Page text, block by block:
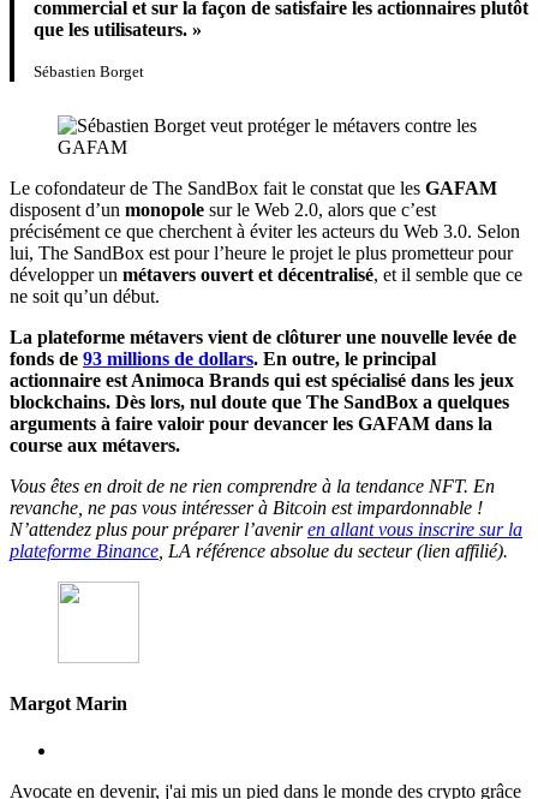
commercial et sur la façon de satisfaire les actionnaires plutôt
que les utilisateurs. »
Sébastien Borget
Le cofondateur de The SandBox fait le constat que les GAFAM
disposent d’un monopole sur le Web 2.0, alors que c’est
précisément ce que cherchent à éviter les acteurs du Web 3.0. Selon
lui, The SandBox est pour l’heure le projet le plus prometteur pour
développer un métavers ouvert et décentralisé, et il semble que ce
ne soit qu’un début.
La plateforme métavers vient de clôturer une nouvelle levée de
fonds de 93 millions de dollars. En outre, le principal
actionnaire est Animoca Brands qui est spécialisé dans les jeux
blockchains. Dès lors, nul doute que The SandBox a quelques
arguments à faire valoir pour devancer les GAFAM dans la
course aux métavers.
Vous êtes en droit de ne rien comprendre à la tendance NFT. En
revanche, ne pas vous intéresser à Bitcoin est impardonnable !
N’attendez plus pour préparer l’aveniren allant vous inscrire sur la
plateforme Binance , LA référence absolue du secteur (lien affilié).
Margot Marin
Avocate en devenir, j'ai mis un pied dans le monde des crypto grâce